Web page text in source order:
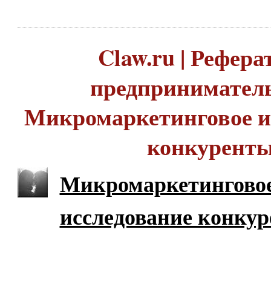
Claw.ru |
Микромаркетинговое
исследование